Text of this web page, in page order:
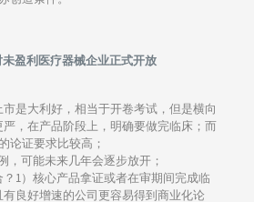
盈利医疗器械企业正式开放
市是大利好，相当于开卷考试，但是横向
严，在产品阶段上，明确要做完临床；而
论证要求比较高；
，可能未来几年会逐步放开；
？1）核心产品拿证或者在审期间完成临
良好增速的公司更容易得到商业化论